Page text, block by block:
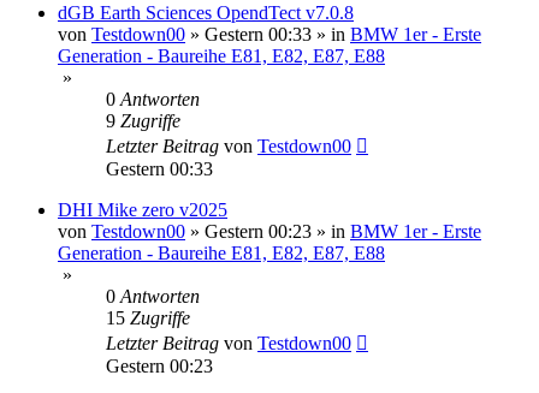
dGB Earth Sciences OpendTect v7.0.8
von Testdown00 » Gestern 00:33 » in BMW 1er - Erste
Generation - Baureihe E81, E82, E87, E88
»
0 Antworten
9 Zugriffe
Letzter Beitrag von Testdown00
Gestern 00:33
DHI Mike zero v2025
von Testdown00 » Gestern 00:23 » in BMW 1er - Erste
Generation - Baureihe E81, E82, E87, E88
»
0 Antworten
15 Zugriffe
Letzter Beitrag von Testdown00
Gestern 00:23